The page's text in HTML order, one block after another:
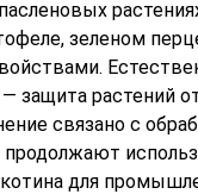
зеленом
защита растений
связано с
продолжают
для